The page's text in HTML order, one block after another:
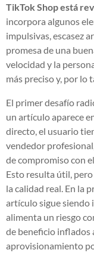
TikTok Shop está
incorpora algunos
impulsivas, escasez
promesa de una
velocidad y la
más preciso y, por lo
El primer desafío
un artículo aparece
directo, el usuario
vendedor
de compromiso con
Esto resulta útil,
la calidad real. En la
artículo sigue siendo
alimenta un riesgo
de beneficio inflados
aprovisionamiento